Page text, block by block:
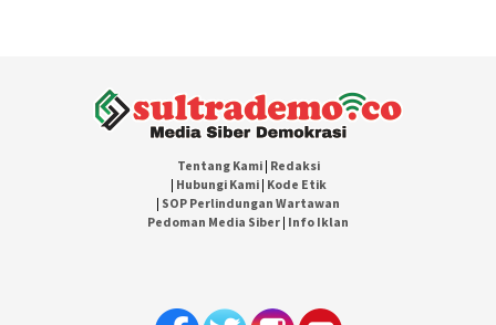
Tentang Kami| Redaksi
| Hubungi Kami| Kode Etik
| SOP Perlindungan Wartawan
Pedoman Media Siber | Info Iklan